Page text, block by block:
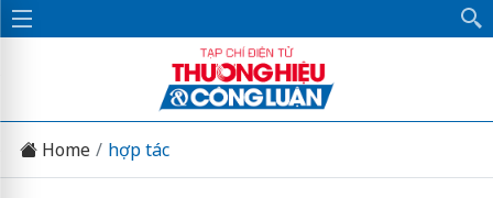
Home hợp tác